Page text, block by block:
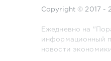
Copyright © 2017 -
Ежедневно на
информационный
новости